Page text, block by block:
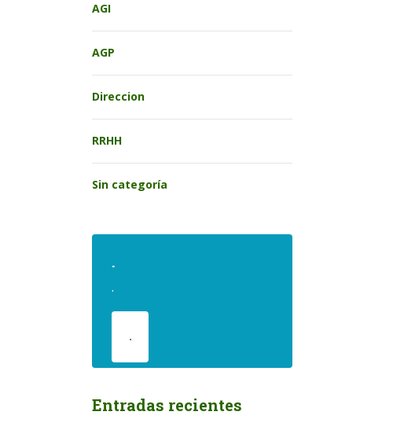
AGI
AGP
Direccion
RRHH
Sin categoría
.
.
.
Entradas recientes